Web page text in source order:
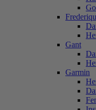
Gant
Garmin